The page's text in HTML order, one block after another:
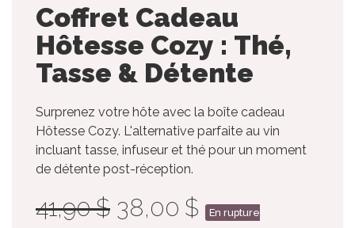
Coffret Cadeau
Hôtesse Cozy : Thé,
Tasse & Détente
Surprenez votre hôte avec la boîte cadeau
Hôtesse Cozy. L'alternative parfaite au vin
incluant tasse, infuseur et thé pour un moment
de détente post-réception.
41,90 $ 38,00 $ En rupture